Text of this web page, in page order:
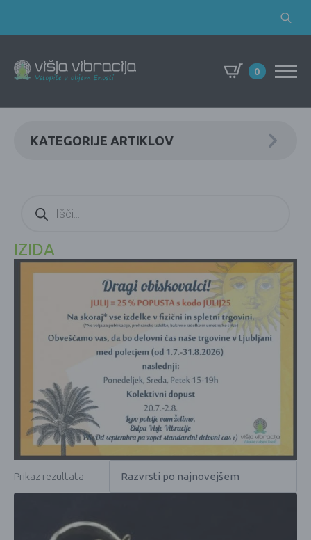
Search
0
KATEGORIJE ARTIKLOV
search
IZIDA
Prikaz rezultata